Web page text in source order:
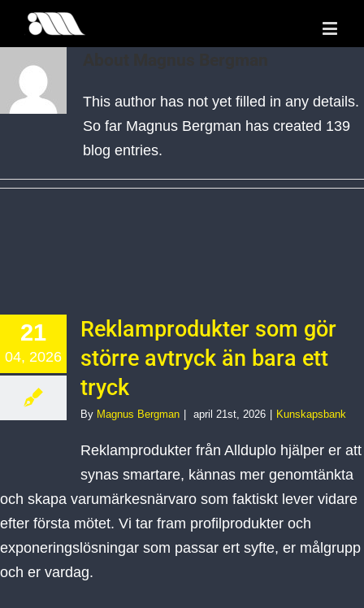
This author has not yet filled in any details.
So far Magnus Bergman has created 139
blog entries.
21
04, 2026
Reklamprodukter som gör
större avtryck än bara ett
tryck
By Magnus Bergman april 21st, 2026 Kunskapsbank
Reklamprodukter från Allduplo hjälper er att
synas smartare, kännas mer genomtänkta
och skapa varumärkesnärvaro som faktiskt lever vidare
efter första mötet. Vi tar fram profilprodukter och
exponeringslösningar som passar ert syfte, er målgrupp
och er vardag.